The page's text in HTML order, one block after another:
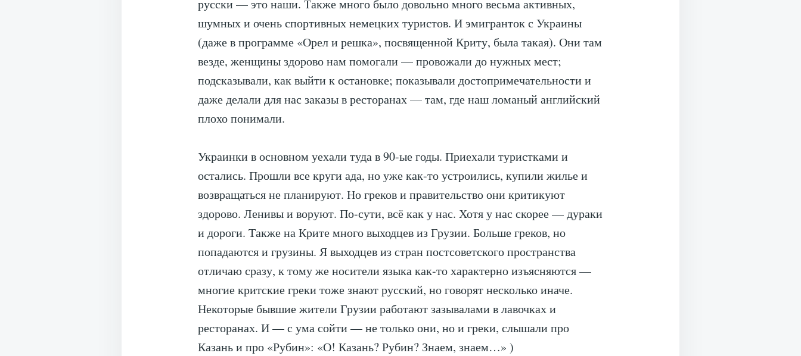
русски — это наши. Также много было довольно много весьма активных,
шумных и очень спортивных немецких туристов. И эмигранток с Украины
(даже в программе «Орел и решка», посвященной Криту, была такая). Они там
везде, женщины здорово нам помогали — провожали до нужных мест;
подсказывали, как выйти к остановке; показывали достопримечательности и
даже делали для нас заказы в ресторанах — там, где наш ломаный английский
плохо понимали.
Украинки в основном уехали туда в 90-ые годы. Приехали туристками и
остались. Прошли все круги ада, но уже как-то устроились, купили жилье и
возвращаться не планируют. Но греков и правительство они критикуют
здорово. Ленивы и воруют. По-сути, всё как у нас. Хотя у нас скорее — дураки
и дороги. Также на Крите много выходцев из Грузии. Больше греков, но
попадаются и грузины. Я выходцев из стран постсоветского пространства
отличаю сразу, к тому же носители языка как-то характерно изъясняются —
многие критские греки тоже знают русский, но говорят несколько иначе.
Некоторые бывшие жители Грузии работают зазывалами в лавочках и
ресторанах. И — с ума сойти — не только они, но и греки, слышали про
Казань и про «Рубин»: «О! Казань? Рубин? Знаем, знаем…» )